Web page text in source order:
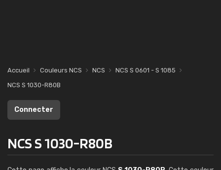
Accueil Couleurs NCS NCS
NCS S 0601 - S 1085
NCS S 1030-R80B
Connecter
NCS S 1030-R80B